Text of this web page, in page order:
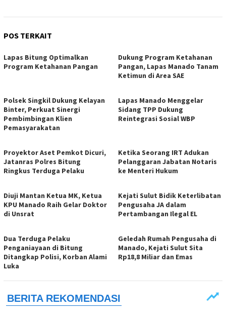
POS TERKAIT
Lapas Bitung Optimalkan
Program Ketahanan Pangan
Dukung Program Ketahanan
Pangan, Lapas Manado Tanam
Ketimun di Area SAE
Polsek Singkil Dukung Kelayan
Binter, Perkuat Sinergi
Pembimbingan Klien
Pemasyarakatan
Lapas Manado Menggelar
Sidang TPP Dukung
Reintegrasi Sosial WBP
Proyektor Aset Pemkot Dicuri,
Jatanras Polres Bitung
Ringkus Terduga Pelaku
Ketika Seorang IRT Adukan
Pelanggaran Jabatan Notaris
ke Menteri Hukum
Diuji Mantan Ketua MK, Ketua
KPU Manado Raih Gelar Doktor
di Unsrat
Kejati Sulut Bidik Keterlibatan
Pengusaha JA dalam
Pertambangan Ilegal EL
Dua Terduga Pelaku
Penganiayaan di Bitung
Ditangkap Polisi, Korban Alami
Luka
Geledah Rumah Pengusaha di
Manado, Kejati Sulut Sita
Rp18,8 Miliar dan Emas